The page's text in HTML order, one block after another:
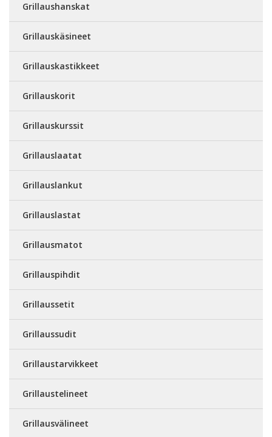
Grillaushanskat
Grillauskäsineet
Grillauskastikkeet
Grillauskorit
Grillauskurssit
Grillauslaatat
Grillauslankut
Grillauslastat
Grillausmatot
Grillauspihdit
Grillaussetit
Grillaussudit
Grillaustarvikkeet
Grillaustelineet
Grillausvälineet